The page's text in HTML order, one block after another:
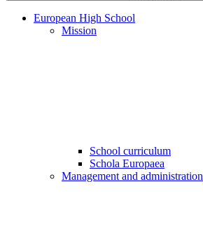
European High School
Mission
School curriculum
Schola Europaea
Management and administration